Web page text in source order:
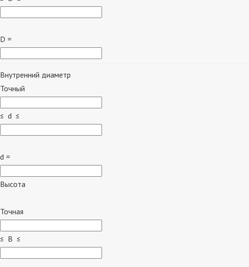
D =
Внутренний диаметр
Точный
≤ d ≤
d =
Высота
Точная
≤ B ≤